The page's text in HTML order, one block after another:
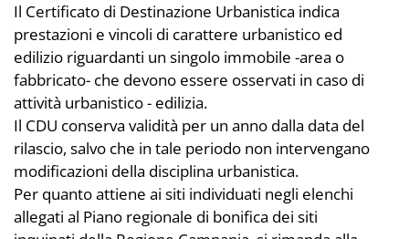
Il Certificato di Destinazione Urbanistica indica
prestazioni e vincoli di carattere urbanistico ed
edilizio riguardanti un singolo immobile -area o
fabbricato- che devono essere osservati in caso di
attività urbanistico - edilizia.
Il CDU conserva validità per un anno dalla data del
rilascio, salvo che in tale periodo non intervengano
modificazioni della disciplina urbanistica.
Per quanto attiene ai siti individuati negli elenchi
allegati al Piano regionale di bonifica dei siti